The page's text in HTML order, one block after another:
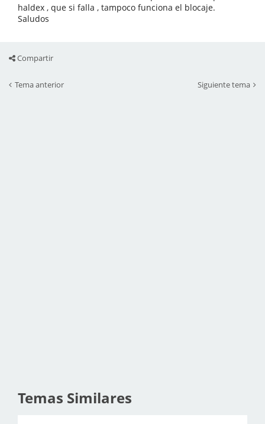
haldex , que si falla , tampoco funciona el blocaje.
Saludos
Compartir
Tema anterior Siguiente tema
Temas Similares